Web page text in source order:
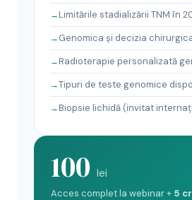
Limitările stadializării TNM în
Genomica și decizia
Radioterapie personalizată
Tipuri de teste genomice
Biopsie lichidă (invitat
100 lei
Acces complet la webinar + 5